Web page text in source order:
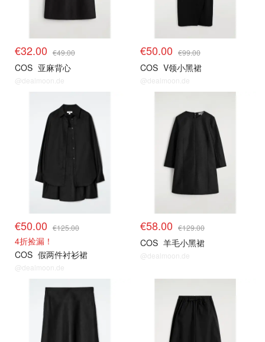
€32.00 €49.00
COS 亚麻背心
@dealmoon.de
€50.00 €99.00
COS V领小黑裙
@dealmoon.de
€50.00 €125.00
4折捡漏！
COS 假两件衬衫裙
@dealmoon.de
€58.00 €129.00
COS 羊毛小黑裙
@dealmoon.de